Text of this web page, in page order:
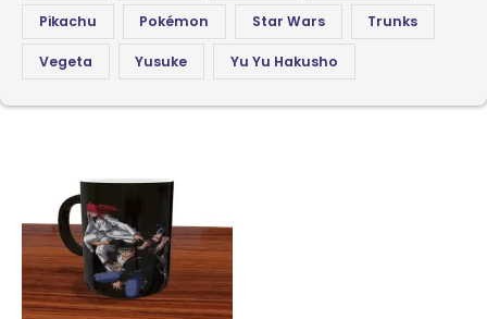
Pikachu Pokémon Star Wars Trunks
Vegeta Yusuke Yu Yu Hakusho
várias
variantes.
As
opções